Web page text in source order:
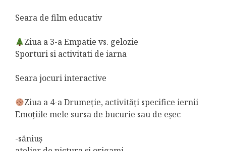
Seara de film educativ
Ziua a 3-a Empatie vs. gelozie
Sporturi si activitati de iarna
Seara jocuri interactive
Ziua a 4-a Drumeție, activități specifice iernii
Emoțiile mele sursa de bucurie sau de eșec
-săniuș